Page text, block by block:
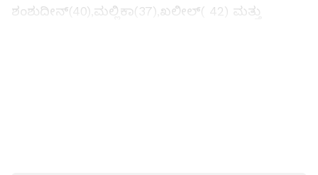
ಶಂಶುದೀನ್(40),ಮಲ್ಲಿಕಾ(37),ಖಲೀಲ್( 42) ಮತ್ತು